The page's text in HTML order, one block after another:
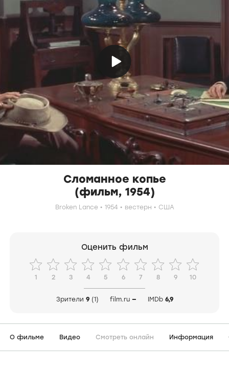
Сломанное копье
(фильм, 1954)
Broken Lance 1954 вестерн США
Оценить фильм
1 2 3 4 5 6 7 8 9 10
Зрители 9 (1) film.ru — IMDb 6,9
О фильме Видео Смотреть онлайн Информация